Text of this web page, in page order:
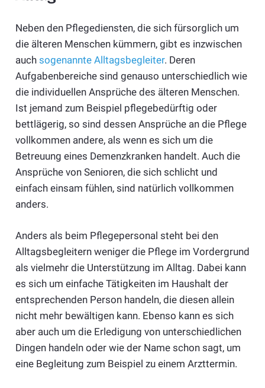
Neben den Pflegediensten, die sich fürsorglich um
die älteren Menschen kümmern, gibt es inzwischen
auch sogenannte Alltagsbegleiter. Deren
Aufgabenbereiche sind genauso unterschiedlich wie
die individuellen Ansprüche des älteren Menschen.
Ist jemand zum Beispiel pflegebedürftig oder
bettlägerig, so sind dessen Ansprüche an die Pflege
vollkommen andere, als wenn es sich um die
Betreuung eines Demenzkranken handelt. Auch die
Ansprüche von Senioren, die sich schlicht und
einfach einsam fühlen, sind natürlich vollkommen
anders.
Anders als beim Pflegepersonal steht bei den
Alltagsbegleitern weniger die Pflege im Vordergrund
als vielmehr die Unterstützung im Alltag. Dabei kann
es sich um einfache Tätigkeiten im Haushalt der
entsprechenden Person handeln, die diesen allein
nicht mehr bewältigen kann. Ebenso kann es sich
aber auch um die Erledigung von unterschiedlichen
Dingen handeln oder wie der Name schon sagt, um
eine Begleitung zum Beispiel zu einem Arzttermin.